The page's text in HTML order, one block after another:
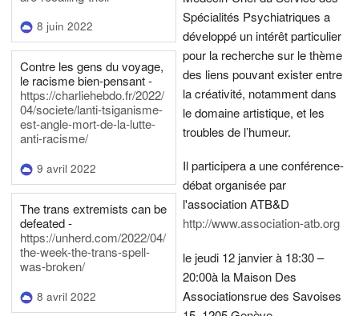
8 juin 2022
Contre les gens du voyage,
le racisme bien-pensant -
https://charliehebdo.fr/2022/
04/societe/lanti-tsiganisme-
est-angle-mort-de-la-lutte-
anti-racisme/
9 avril 2022
The trans extremists can be
defeated -
https://unherd.com/2022/04/
the-week-the-trans-spell-
was-broken/
8 avril 2022
Spécialités Psychiatriques a
développé un intérêt particulier
pour la recherche sur le thème
des liens pouvant exister entre
la créativité, notamment dans
le domaine artistique, et les
troubles de l’humeur.
Il participera a une conférence-
débat organisée par
l'association ATB&D
http://www.association-atb.org
le jeudi 12 janvier à 18:30 –
20:00à la Maison Des
Associationsrue des Savoises